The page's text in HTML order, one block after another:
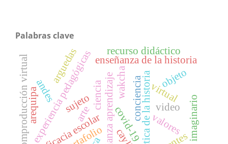
Palabras clave
experiencia pedagógicasenseñanza aprendizajecovid-19
enseñanza de la historia
didáctica de la historia
eficacia escolar
conciencia
ciencia
arte
recurso didáctico
valores
virtual
sujeto
objeto
arguedas wakcha
andes
imaginario
comproducción virtual video
arequipa